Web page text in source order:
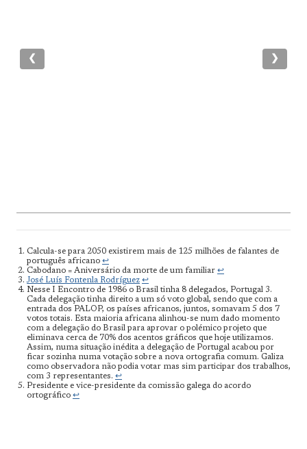
❮ ❯
Calcula-se para 2050 existirem mais de 125 milhões de falantes de
português africano ↩︎
Cabodano = Aniversário da morte de um familiar ↩︎
José Luís Fontenla Rodríguez ↩︎
Nesse I Encontro de 1986 o Brasil tinha 8 delegados, Portugal 3.
Cada delegação tinha direito a um só voto global, sendo que com a
entrada dos PALOP, os países africanos, juntos, somavam 5 dos 7
votos totais. Esta maioria africana alinhou-se num dado momento
com a delegação do Brasil para aprovar o polémico projeto que
eliminava cerca de 70% dos acentos gráficos que hoje utilizamos.
Assim, numa situação inédita a delegação de Portugal acabou por
ficar sozinha numa votação sobre a nova ortografia comum. Galiza
como observadora não podia votar mas sim participar dos trabalhos,
com 3 representantes. ↩︎
Presidente e vice-presidente da comissão galega do acordo
ortográfico ↩︎